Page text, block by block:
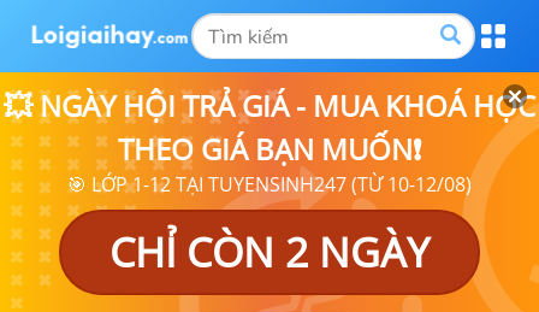
💥 NGÀY HỘI TRẢ GIÁ - MUA KHOÁ HỌC
THEO GIÁ BẠN MUỐN❗
🎯 LỚP 1-12 TẠI TUYENSINH247 (TỪ 10-12/08)
CHỈ CÒN 2 NGÀY